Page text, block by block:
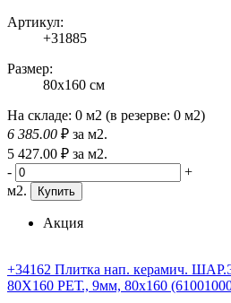
Артикул:
+31885
Размер:
80x160 см
На складе: 0 м2 (в резерве: 0 м2)
6 385.00 ₽ за м2.
5 427.00 ₽ за м2.
-
+
м2.
Купить
Акция
+34162 Плитка нап. керамич.
80X160 РЕТ., 9мм, 80x160